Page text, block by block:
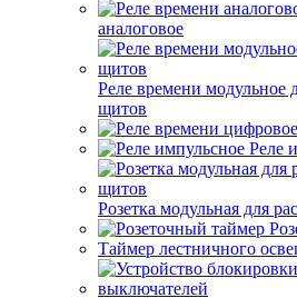
аналоговое
Реле времени модульное
щитов
Реле
Розетка модульная для
Таймер лестничного